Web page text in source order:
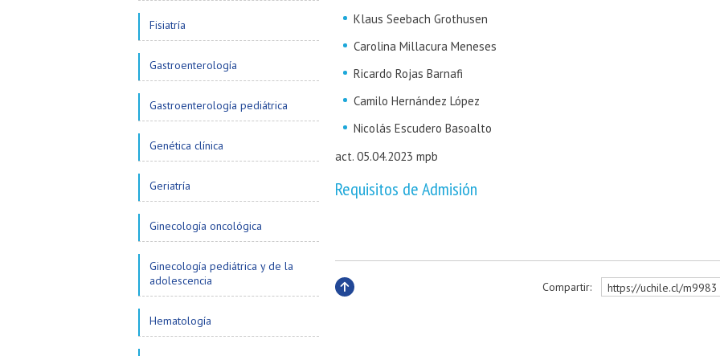
Fisiatría
Gastroenterología
Gastroenterología pediátrica
Genética clínica
Geriatría
Ginecología oncológica
Ginecología pediátrica y de la
adolescencia
Hematología
Klaus Seebach Grothusen
Carolina Millacura Meneses
Ricardo Rojas Barnafi
Camilo Hernández López
Nicolás Escudero Basoalto
act. 05.04.2023 mpb
Requisitos de Admisión
Compartir: https://uchile.cl/m9983